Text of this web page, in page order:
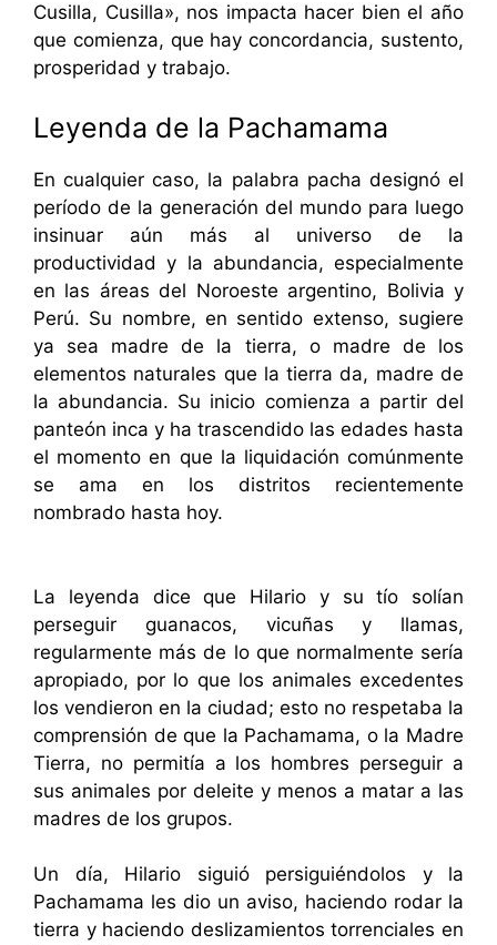
Cusilla, Cusilla», nos impacta hacer bien el año
que comienza, que hay concordancia, sustento,
prosperidad y trabajo.
Leyenda de la Pachamama
En cualquier caso, la palabra pacha designó el
período de la generación del mundo para luego
insinuar aún más al universo de la
productividad y la abundancia, especialmente
en las áreas del Noroeste argentino, Bolivia y
Perú. Su nombre, en sentido extenso, sugiere
ya sea madre de la tierra, o madre de los
elementos naturales que la tierra da, madre de
la abundancia. Su inicio comienza a partir del
panteón inca y ha trascendido las edades hasta
el momento en que la liquidación comúnmente
se ama en los distritos recientemente
nombrado hasta hoy.
La leyenda dice que Hilario y su tío solían
perseguir guanacos, vicuñas y llamas,
regularmente más de lo que normalmente sería
apropiado, por lo que los animales excedentes
los vendieron en la ciudad; esto no respetaba la
comprensión de que la Pachamama, o la Madre
Tierra, no permitía a los hombres perseguir a
sus animales por deleite y menos a matar a las
madres de los grupos.
Un día, Hilario siguió persiguiéndolos y la
Pachamama les dio un aviso, haciendo rodar la
tierra y haciendo deslizamientos torrenciales en